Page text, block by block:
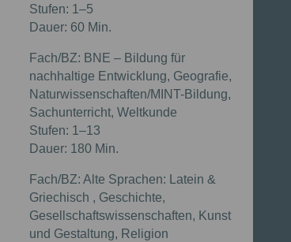
Stufen: 1–5
Dauer: 60 Min.
Fach/BZ: BNE – Bildung für
nachhaltige Entwicklung, Geografie,
Naturwissenschaften/MINT-Bildung,
Sachunterricht, Weltkunde
Stufen: 1–13
Dauer: 180 Min.
Fach/BZ:Alte Sprachen: Latein &
Griechisch , Geschichte,
Gesellschaftswissenschaften, Kunst
und Gestaltung, Religion